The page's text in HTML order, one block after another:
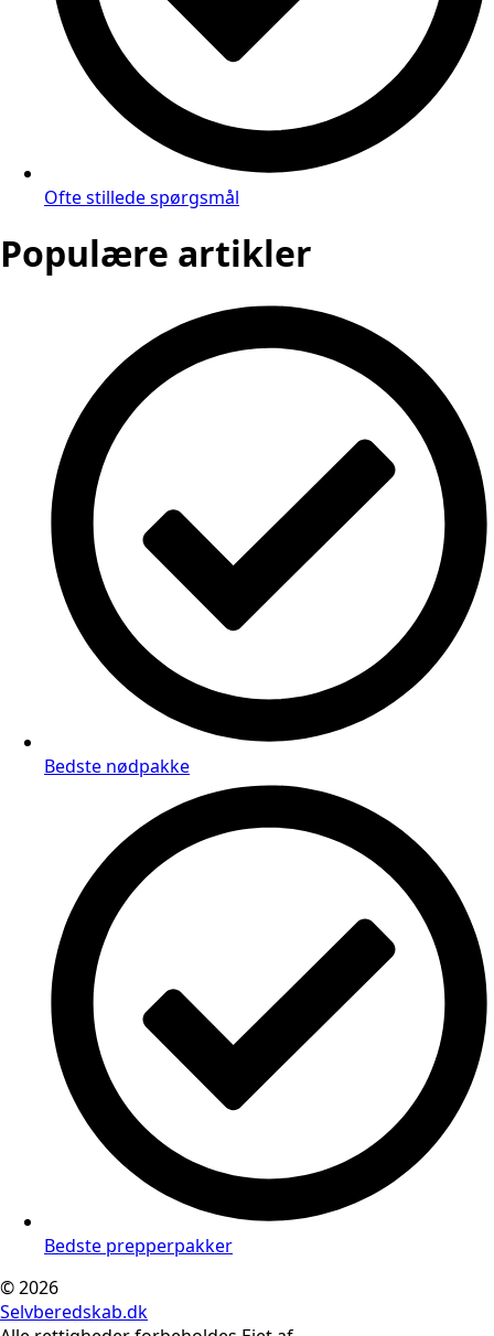
Ofte stillede spørgsmål
Populære artikler
Bedste nødpakke
Bedste prepperpakker
© 2026
Selvberedskab.dk